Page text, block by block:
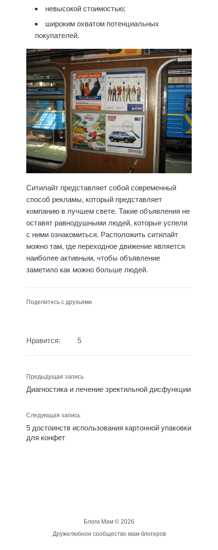
невысокой стоимостью;
широким охватом потенциальных
покупателей.
Ситилайт представляет собой современный
способ рекламы, который представляет
компанию в лучшем свете. Такие объявления не
оставят равнодушными людей, которые успели
с ними ознакомиться. Расположить ситилайт
можно там, где переходное движение является
наиболее активным, чтобы объявление
заметило как можно больше людей.
Поделитесь с друзьями
Нравится: 5
Предыдущая запись
Диагностика и лечение эректильной дисфункции
Следующая запись
5 достоинств использования картонной упаковки
для конфет
Блоги Мам © 2026
Дружелюбное сообщество мам-блогеров